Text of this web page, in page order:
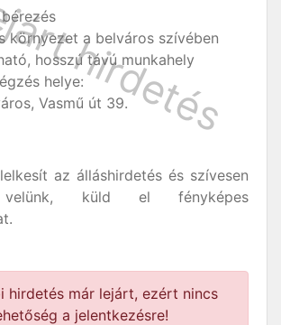
környezet a belváros szívében
hosszú távú munkahely
helye:
Vasmű út 39.
az álláshirdetés és szívesen
velünk, küld el fényképes
hirdetés már lejárt, ezért nincs
a jelentkezésre!